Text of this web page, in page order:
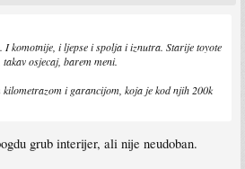
I komotnije, i ljepse i spolja i iznutra. Starije toyote
osjecaj, barem meni.
i garancijom, koja je kod njih 200k
grub interijer, ali nije neudoban.